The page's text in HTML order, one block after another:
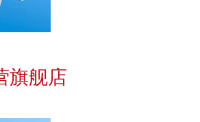
旗舰店